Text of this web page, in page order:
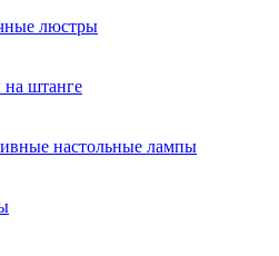
люстры
штанге
настольные лампы